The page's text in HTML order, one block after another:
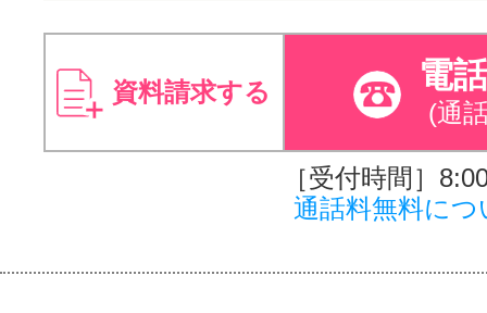
資料請求する 電
(通
［受付時間］
通話料無料につ